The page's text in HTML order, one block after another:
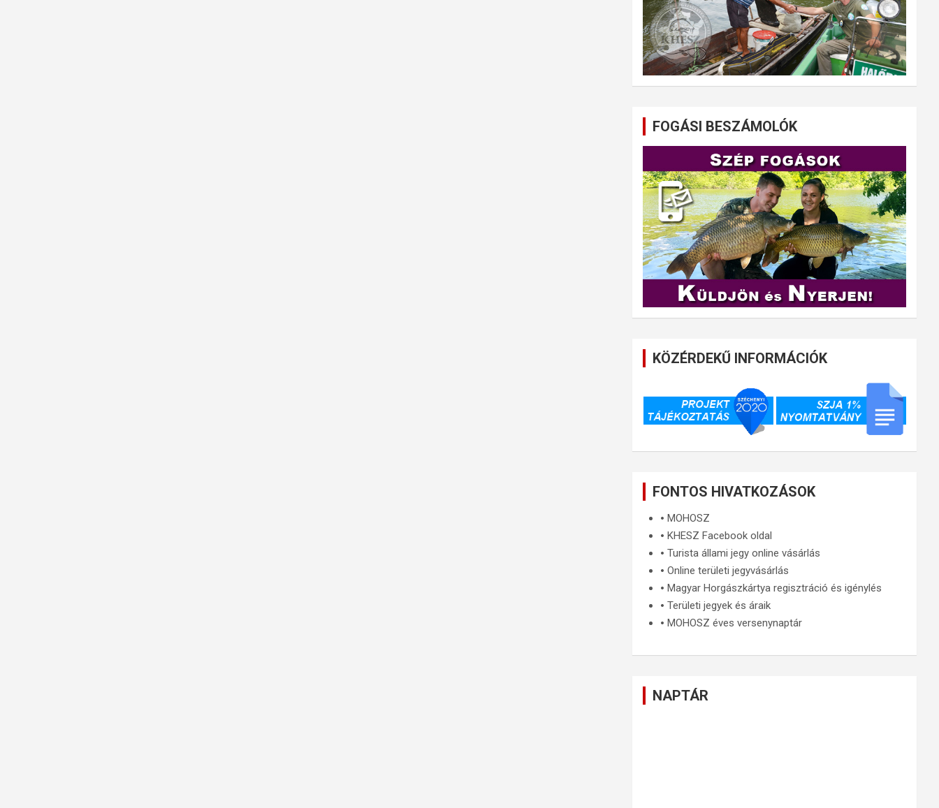
FOGÁSI BESZÁMOLÓK
KÖZÉRDEKŰ INFORMÁCIÓK
FONTOS HIVATKOZÁSOK
🞄MOHOSZ
🞄KHESZ Facebook oldal
🞄Turista állami jegy online vásárlás
🞄Online területi jegyvásárlás
🞄Magyar Horgászkártya regisztráció és igénylés
🞄Területi jegyek és áraik
🞄MOHOSZ éves versenynaptár
NAPTÁR